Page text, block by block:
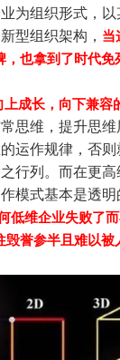
为组织形式，以
型组织架构， 当
，也拿到了时代免
成长，向下兼容
思维，提升思
运作规律，否
行列。而在更高
模式基本是透
低维企业失败了
毁誉参半且难以